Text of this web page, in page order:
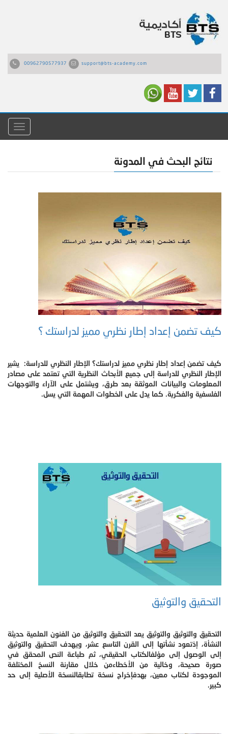
00962790577937 support@bts-academy.com
القائمة
نتائج البحث في المدونة
كيف تضمن إعداد إطار نظري مميز لدراستك ؟
كيف تضمن إعداد إطار نظري مميز لدراستك؟ الإطار النظري للدراسة: يشير
الإطار النظري للدراسة إلى جميع الأبحاث النظرية التي تعتمد على مصادر
المعلومات والبيانات الموثقة بعد طرق، ويشتمل على الآراء والتوجهات
الفلسفية والفكرية. كما يدل على الخطوات المهمة التي يسل.
التحقيق والتوثيق
التحقيق والتوثيق والتوثيق يعد التحقيق والتوثيق من الفنون العلمية حديثة
النشأة، إذتعود نشأتها إلى القرن التاسع عشر، ويهدف التحقيق والتوثيق
إلى الوصول إلى مؤلفالكتاب الحقيقي، ثم طباعة النص المحقق في
صورة صحيحة، وخالية من الأخطاءمن خلال مقارنة النسخ المختلفة
الموجودة لكتاب معين، بهدفإخراج نسخة تطابقالنسخة الأصلية إلى حد
كبير.